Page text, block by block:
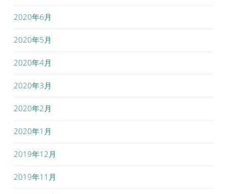
2020年6月
2020年5月
2020年4月
2020年3月
2020年2月
2020年1月
2019年12月
2019年11月